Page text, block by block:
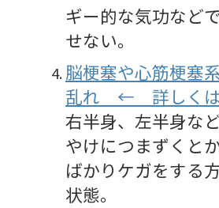
ギー的な気功など
せない。
脳梗塞や心筋梗塞
乱れ ← 詳しくは
右半身、左半身な
やけにつまずくと
ばかりケガをする
状態。